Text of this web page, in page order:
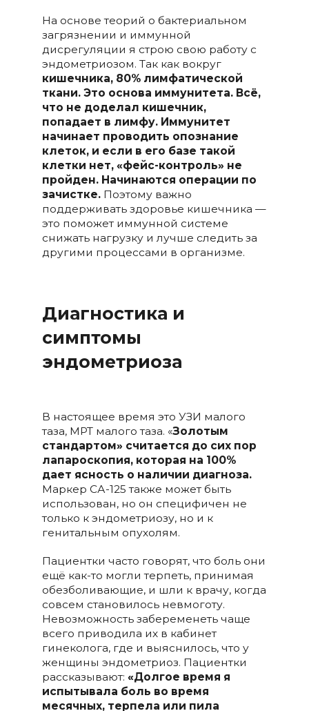
На основе теорий о бактериальном
загрязнении и иммунной
дисрегуляции я строю свою работу с
эндометриозом. Так как вокруг
кишечника, 80% лимфатической
ткани. Это основа иммунитета. Всё,
что не доделал кишечник,
попадает в лимфу. Иммунитет
начинает проводить опознание
клеток, и если в его базе такой
клетки нет, «фейс-контроль» не
пройден. Начинаются операции по
зачистке. Поэтому важно
поддерживать здоровье кишечника —
это поможет иммунной системе
снижать нагрузку и лучше следить за
другими процессами в организме.
Диагностика и
симптомы
эндометриоза
В настоящее время это УЗИ малого
таза, МРТ малого таза. «Золотым
стандартом» считается до сих пор
лапароскопия, которая на 100%
дает ясность о наличии диагноза.
Маркер СА-125 также может быть
использован, но он специфичен не
только к эндометриозу, но и к
генитальным опухолям.
Пациентки часто говорят, что боль они
ещё как-то могли терпеть, принимая
обезболивающие, и шли к врачу, когда
совсем становилось невмоготу.
Невозможность забеременеть чаще
всего приводила их в кабинет
гинеколога, где и выяснилось, что у
женщины эндометриоз. Пациентки
рассказывают: «Долгое время я
испытывала боль во время
месячных, терпела или пила